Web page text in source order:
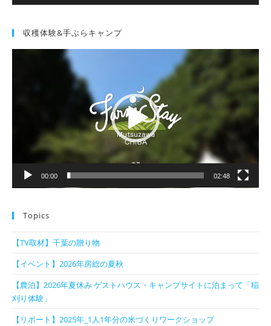
収穫体験&手ぶらキャンプ
00:00 02:48
Topics
【TV取材】千葉の贈り物
【イベント】2026年房総の夏秋
【農泊】2026年夏休み ゲストハウス・キャンプサイトに泊まって「稲
刈り体験」
【リポート】2025年_1人1年分の米づくりワークショップ